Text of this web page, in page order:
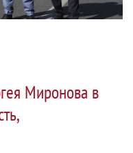
Миронова в